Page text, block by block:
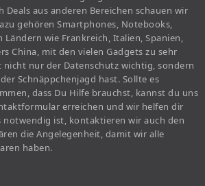
Deals aus anderen Bereichen schauen wir
gehören Smartphones, Notebooks,
Ländern wie Frankreich, Italien, Spanien,
China, mit den vielen Gadgets zu sehr
nicht nur der Datenschutz wichtig, sondern
Schnäppchenjagd hast. Sollte es
dass Du Hilfe brauchst, kannst du uns
erreichen und wir helfen dir
notwendig ist, kontaktieren wir auch den
die Angelegenheit, damit wir alle
haben.